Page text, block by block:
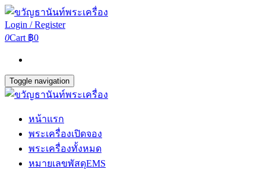
Login / Register
0Cart ฿0
Toggle navigation
หน้าแรก
พระเครื่องเปิดจอง
พระเครื่องทั้งหมด
หมายเลขพัสดุEMS